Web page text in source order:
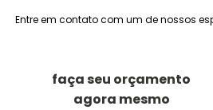
Entre em contato com um de nossos
faça seu orçamento
agora mesmo